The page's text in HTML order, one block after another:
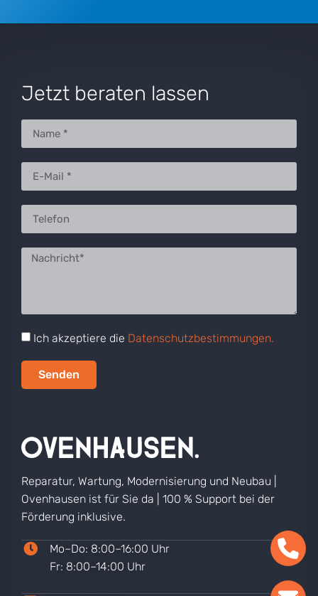
Senden
Ovenhausen ist für Sie da | 100 % Support bei der
Förderung inklusive.
Mo–Do: 8:00–16:00 Uhr
Fr: 8:00–14:00 Uhr
info@ovenhausen.com
Steinhauser Hütte 5
58455 Witten